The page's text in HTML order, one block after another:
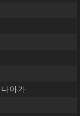
아가